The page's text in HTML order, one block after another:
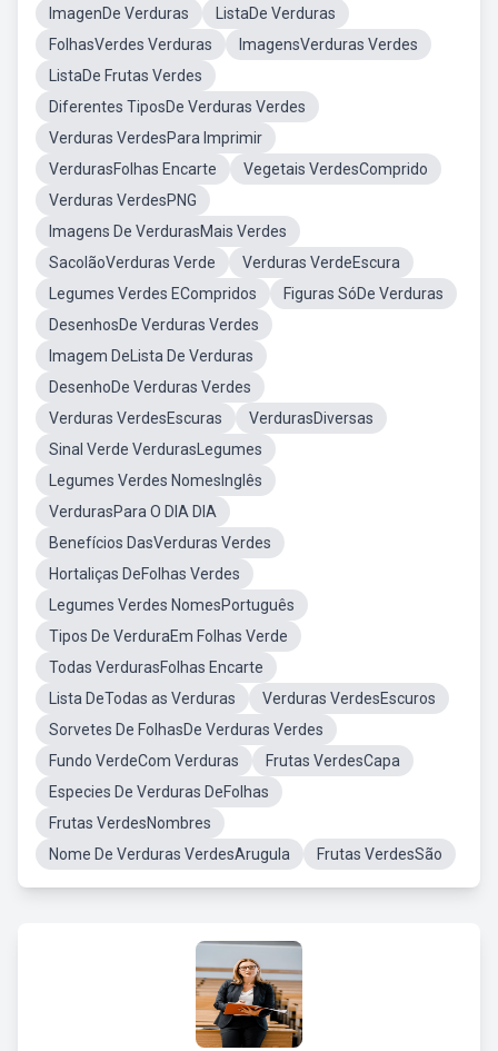
ImagenDe Verduras
ListaDe Verduras
FolhasVerdes Verduras
ImagensVerduras Verdes
ListaDe Frutas Verdes
Diferentes TiposDe Verduras Verdes
Verduras VerdesPara Imprimir
VerdurasFolhas Encarte
Vegetais VerdesComprido
Verduras VerdesPNG
Imagens De VerdurasMais Verdes
SacolãoVerduras Verde
Verduras VerdeEscura
Legumes Verdes ECompridos
Figuras SóDe Verduras
DesenhosDe Verduras Verdes
Imagem DeLista De Verduras
DesenhoDe Verduras Verdes
Verduras VerdesEscuras
VerdurasDiversas
Sinal Verde VerdurasLegumes
Legumes Verdes NomesInglês
VerdurasPara O DIA DIA
Benefícios DasVerduras Verdes
Hortaliças DeFolhas Verdes
Legumes Verdes NomesPortuguês
Tipos De VerduraEm Folhas Verde
Todas VerdurasFolhas Encarte
Lista DeTodas as Verduras
Verduras VerdesEscuros
Sorvetes De FolhasDe Verduras Verdes
Fundo VerdeCom Verduras
Frutas VerdesCapa
Especies De Verduras DeFolhas
Frutas VerdesNombres
Nome De Verduras VerdesArugula
Frutas VerdesSão